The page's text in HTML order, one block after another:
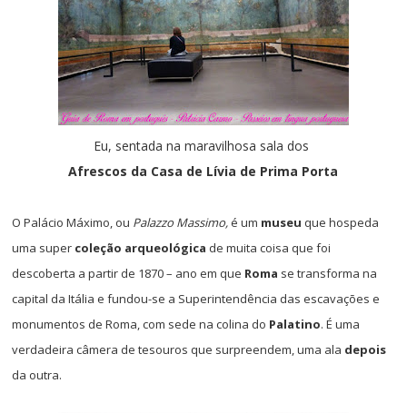
Eu, sentada na maravilhosa sala dos
Afrescos da Casa de Lívia de Prima Porta
O Palácio Máximo, ou Palazzo Massimo,é um museuquehospeda
uma super coleção arqueológica de muita coisa que foi
descoberta a partir de 1870 – ano em que Roma se transforma na
capital da Itália e fundou-se a Superintendência das escavações e
monumentos de Roma, com sede na colina do Palatino. É uma
verdadeira câmera de tesouros que surpreendem, uma ala depois
da outra.